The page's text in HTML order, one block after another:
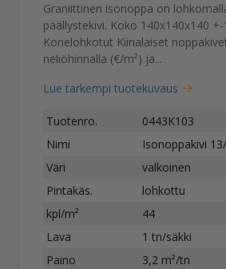
Graniittinen isonoppa on
päällystekivi. Koko 140x140x140
Konelohkotut Kiinalaiset
neliöhinnalla (€/m²) ja...
Lue tarkempi tuotekuvaus
Tuotenro.
0443K103
Nimi
Isonoppakivi
Väri
valkoinen
Pintakäs.
lohkottu
kpl/m²
44
Lava
1 tn/säkki
Paino
3,2 m²/tn